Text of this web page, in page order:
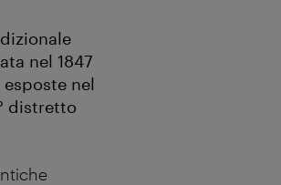
nel 1847
nel
distretto